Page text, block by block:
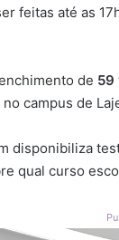
feitas até as
de 59
campus de
disponibiliza
qual curso